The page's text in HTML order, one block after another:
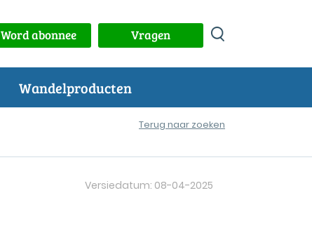
Word abonnee Vragen
Wandelproducten
Terug naar zoeken
Versiedatum: 08-04-2025